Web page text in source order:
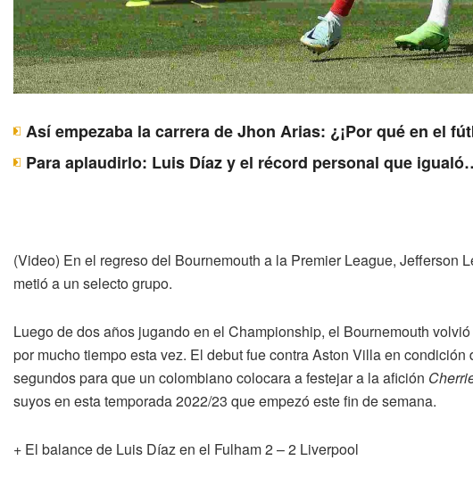
Así empezaba la carrera de Jhon Arias: ¿¡Por qué en el
Para aplaudirlo: Luis Díaz y el récord personal que
(Video) En el regreso del Bournemouth a la Premier League, Jefferson
metió a un selecto grupo.
Luego de dos años jugando en el Championship, el Bournemouth
por mucho tiempo esta vez. El debut fue contra Aston Villa en
segundos para que un colombiano colocara a festejar a la afición
suyos en esta temporada 2022/23 que empezó este fin de semana.
+ El balance de Luis Díaz en el Fulham 2 – 2 Liverpool